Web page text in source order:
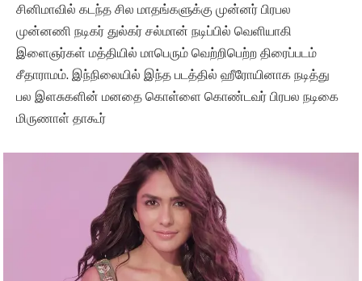
சினிமாவில் கடந்த சில மாதங்களுக்கு முன்னர் பிரபல
முன்னணி நடிகர் துல்கர் சல்மான் நடிப்பில் வெளியாகி
இளைஞர்கள் மத்தியில் மாபெரும் வெற்றிபெற்ற திரைப்படம்
சீதாராமம். இந்நிலையில் இந்த படத்தில் ஹீரோயினாக நடித்து
பல இளசுகளின் மனதை கொள்ளை கொண்டவர் பிரபல நடிகை
மிருணாள் தாகூர்